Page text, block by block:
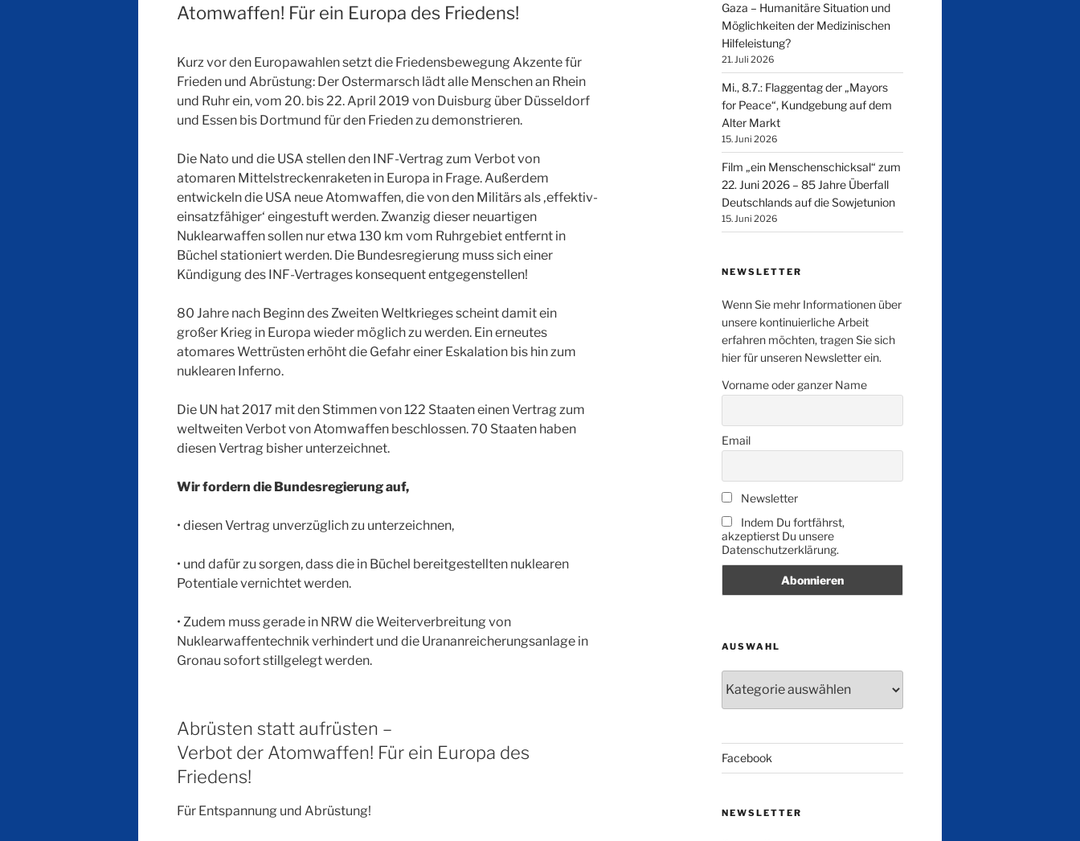
Atomwaffen! Für ein Europa des Friedens!
Kurz vor den Europawahlen setzt die Friedensbewegung Akzente für
Frieden und Abrüstung: Der Ostermarsch lädt alle Menschen an Rhein
und Ruhr ein, vom 20. bis 22. April 2019 von Duisburg über Düsseldorf
und Essen bis Dortmund für den Frieden zu demonstrieren.
Die Nato und die USA stellen den INF-Vertrag zum Verbot von
atomaren Mittelstreckenraketen in Europa in Frage. Außerdem
entwickeln die USA neue Atomwaffen, die von den Militärs als ‚effektiv-
einsatzfähiger‘ eingestuft werden. Zwanzig dieser neuartigen
Nuklearwaffen sollen nur etwa 130 km vom Ruhrgebiet entfernt in
Büchel stationiert werden. Die Bundesregierung muss sich einer
Kündigung des INF-Vertrages konsequent entgegenstellen!
80 Jahre nach Beginn des Zweiten Weltkrieges scheint damit ein
großer Krieg in Europa wieder möglich zu werden. Ein erneutes
atomares Wettrüsten erhöht die Gefahr einer Eskalation bis hin zum
nuklearen Inferno.
Die UN hat 2017 mit den Stimmen von 122 Staaten einen Vertrag zum
weltweiten Verbot von Atomwaffen beschlossen. 70 Staaten haben
diesen Vertrag bisher unterzeichnet.
Wir fordern die Bundesregierung auf,
• diesen Vertrag unverzüglich zu unterzeichnen,
• und dafür zu sorgen, dass die in Büchel bereitgestellten nuklearen
Potentiale vernichtet werden.
• Zudem muss gerade in NRW die Weiterverbreitung von
Nuklearwaffentechnik verhindert und die Urananreicherungsanlage in
Gronau sofort stillgelegt werden.
Abrüsten statt aufrüsten –
Verbot der Atomwaffen! Für ein Europa des
Friedens!
Für Entspannung und Abrüstung!
Gaza – Humanitäre Situation und
Möglichkeiten der Medizinischen
Hilfeleistung?
21. Juli 2026
Mi., 8.7.: Flaggentag der „Mayors
for Peace“, Kundgebung auf dem
Alter Markt
15. Juni 2026
Film „ein Menschenschicksal“ zum
22. Juni 2026 – 85 Jahre Überfall
Deutschlands auf die Sowjetunion
15. Juni 2026
NEWSLETTER
Wenn Sie mehr Informationen über
unsere kontinuierliche Arbeit
erfahren möchten, tragen Sie sich
hier für unseren Newsletter ein.
Vorname oder ganzer Name
Email
Newsletter
Indem Du fortfährst,
akzeptierst Du unsere
Datenschutzerklärung.
AUSWAHL
Facebook
NEWSLETTER